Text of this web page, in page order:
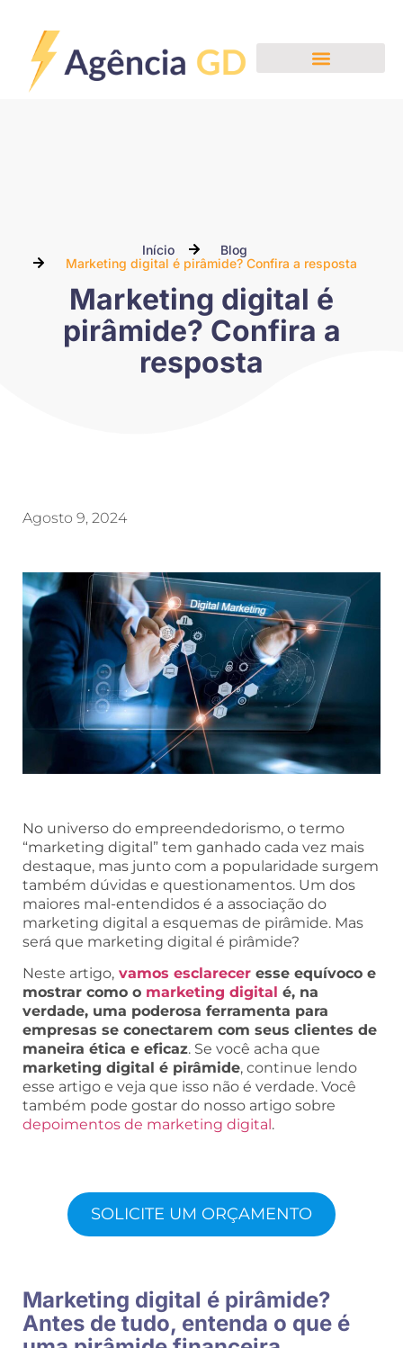
Início
Blog
Marketing digital é pirâmide? Confira a resposta
Marketing digital é
pirâmide? Confira a
resposta
Agosto 9, 2024
No universo do empreendedorismo, o termo
“marketing digital” tem ganhado cada vez mais
destaque, mas junto com a popularidade surgem
também dúvidas e questionamentos. Um dos
maiores mal-entendidos é a associação do
marketing digital a esquemas de pirâmide. Mas
será que marketing digital é pirâmide?
Neste artigo, vamos esclarecer esse equívoco e
mostrar como o marketing digital é, na
verdade, uma poderosa ferramenta para
empresas se conectarem com seus clientes de
maneira ética e eficaz. Se você acha que
marketing digital é pirâmide, continue lendo
esse artigo e veja que isso não é verdade. Você
também pode gostar do nosso artigo sobre
depoimentos de marketing digital.
SOLICITE UM ORÇAMENTO
Marketing digital é pirâmide?
Antes de tudo, entenda o que é